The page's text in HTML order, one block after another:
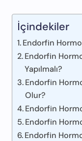
İçindekiler
Endorfin
Endorfin
Yapılmalı?
Endorfin
Olur?
Endorfin
Endorfin
Endorfin